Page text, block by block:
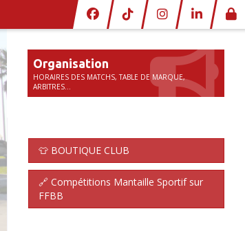
Organisation
HORAIRES DES MATCHS, TABLE DE MARQUE,
ARBITRES...
👕 BOUTIQUE CLUB
🔗 Compétitions Mantaille Sportif sur
FFBB